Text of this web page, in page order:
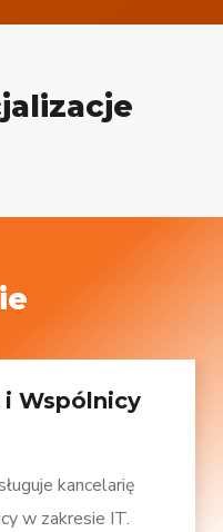
Wspólnicy
kancelarię
w zakresie IT.